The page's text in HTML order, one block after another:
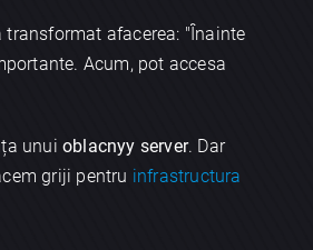
afacerea: "Înainte
Acum, pot accesa
unui oblacnyy server. Dar
griji pentru infrastructura